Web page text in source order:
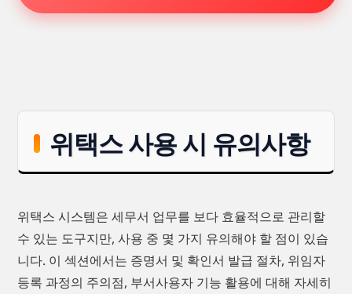
위택스 사용 시 유의사항
위택스 시스템은 세무서 업무를 보다 효율적으로 관리할
수 있는 도구지만, 사용 중 몇 가지 유의해야 할 점이 있습
니다. 이 섹션에서는 증명서 및 확인서 발급 절차, 위임자
등록 과정의 주의점, 부서사용자 기능 활용에 대해 자세히